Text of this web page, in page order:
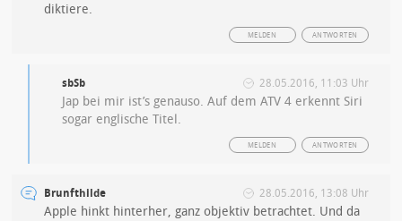
diktiere.
ANTWORTEN
MELDEN
sbSb 28.05.2016, 11:03 Uhr
Jap bei mir ist’s genauso. Auf dem ATV 4 erkennt Siri
sogar englische Titel.
ANTWORTEN
MELDEN
Brunfthilde 28.05.2016, 13:08 Uhr
Apple hinkt hinterher, ganz objektiv betrachtet. Und da